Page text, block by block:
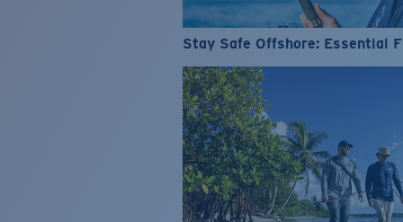
Stay Safe Offshore: Essential